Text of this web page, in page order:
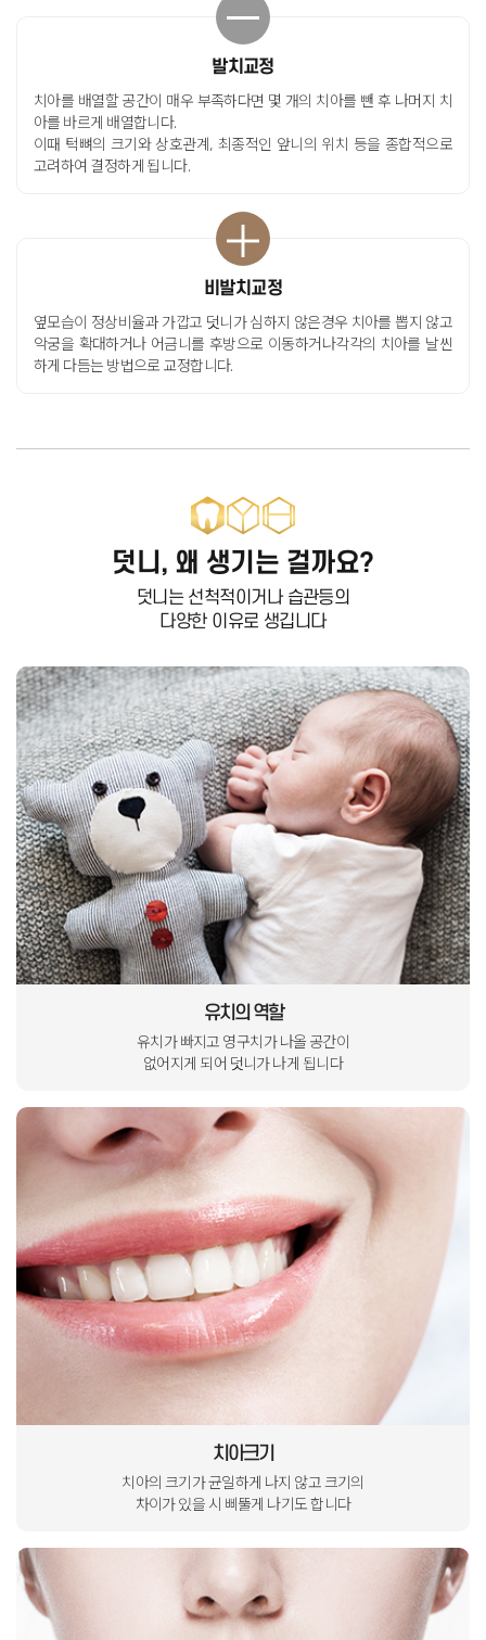
발치교정
치아를 배열할 공간이 매우 부족하다면 몇 개의 치아를 뺀 후 나머지 치
아를 바르게 배열합니다.
이때 턱뼈의 크기와 상호관계, 최종적인 앞니의 위치 등을 종합적으로
고려하여 결정하게 됩니다.
비발치교정
옆모습이 정상비율과 가깝고 덧니가 심하지 않은경우 치아를 뽑지 않고
악궁을 확대하거나어금니를 후방으로 이동하거나각각의 치아를 날씬
하게 다듬는 방법으로 교정합니다.
덧니, 왜 생기는 걸까요?
덧니는 선척적이거나 습관등의
다양한 이유로 생깁니다
유치의 역할
유치가 빠지고 영구치가 나올 공간이
없어지게 되어 덧니가 나게 됩니다
치아크기
치아의 크기가 균일하게 나지 않고크기의
차이가 있을 시 삐뚤게 나기도 합니다